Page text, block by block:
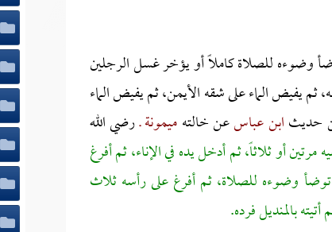
وضوءه للصلاة كاملاً أو يؤخر غسل الرجلين
يفيض الماء على شقه الأيمن، ثم يفيض الماء
حديثابن عباسعن خالتهميمونة ـرضي الله
أو ثلاثاً، ثم أدخل يده في الإناء، ثم أفرغ
وضوءه للصلاة، ثم أفرغ على رأسه ثلاث
بالمنديل فرده.